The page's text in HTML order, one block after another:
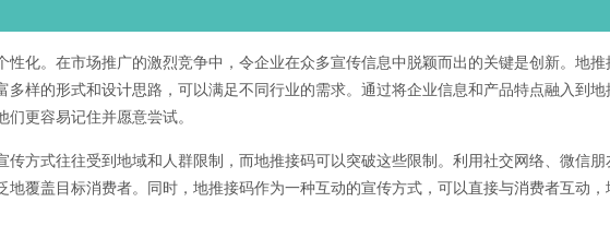
性化。在市场推广的激烈竞争中，令企业在众多宣传信息中脱颖而出的关键是创新。地
多样的形式和设计思路，可以满足不同行业的需求。通过将企业信息和产品特点融入到
更容易记住并愿意尝试。
传方式往往受到地域和人群限制，而地推接码可以突破这些限制。利用社交网络、微信
覆盖目标消费者。同时，地推接码作为一种互动的宣传方式，可以直接与消费者互动，